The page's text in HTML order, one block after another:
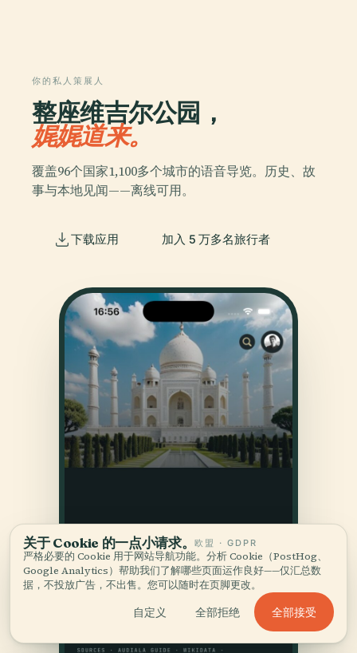
你的私人策展人
整座维吉尔公园，
娓娓道来。
覆盖96个国家1,100多个城市的语音导览。历史、故
事与本地见闻——离线可用。
下载应用 加入 5 万多名旅行者
关于 Cookie 的一点小请求。欧盟 · GDPR
严格必要的 Cookie 用于网站导航功能。分析 Cookie（PostHog、
Google Analytics）帮助我们了解哪些页面运作良好——仅汇总数
据，不投放广告，不出售。您可以随时在页脚更改。
自定义 全部拒绝 全部接受